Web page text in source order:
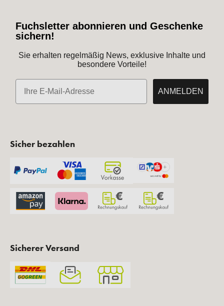
Fuchsletter abonnieren und Geschenke
sichern!
Sie erhalten regelmäßig News, exklusive Inhalte und
besondere Vorteile!
E-Mail
ANMELDEN
Sicher bezahlen
Sicherer Versand